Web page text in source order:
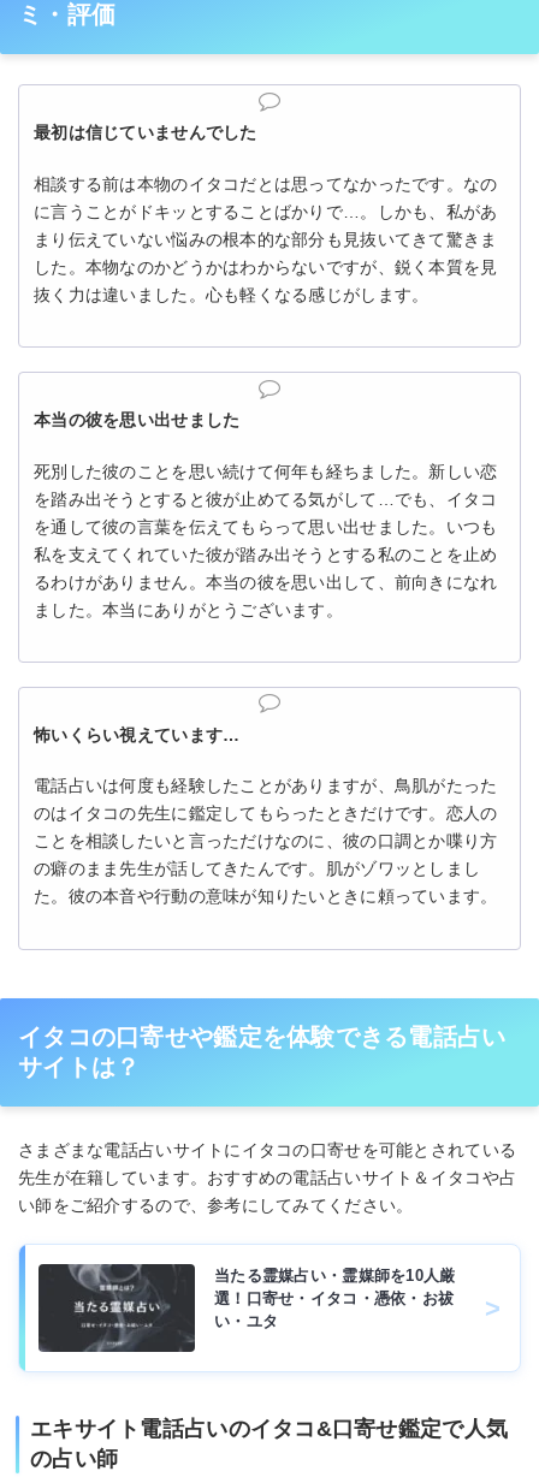
ミ・評価
最初は信じていませんでした
相談する前は本物のイタコだとは思ってなかったです。なの
に言うことがドキッとすることばかりで…。しかも、私があ
まり伝えていない悩みの根本的な部分も見抜いてきて驚きま
した。本物なのかどうかはわからないですが、鋭く本質を見
抜く力は違いました。心も軽くなる感じがします。
本当の彼を思い出せました
死別した彼のことを思い続けて何年も経ちました。新しい恋
を踏み出そうとすると彼が止めてる気がして…でも、イタコ
を通して彼の言葉を伝えてもらって思い出せました。いつも
私を支えてくれていた彼が踏み出そうとする私のことを止め
るわけがありません。本当の彼を思い出して、前向きになれ
ました。本当にありがとうございます。
怖いくらい視えています…
電話占いは何度も経験したことがありますが、鳥肌がたった
のはイタコの先生に鑑定してもらったときだけです。恋人の
ことを相談したいと言っただけなのに、彼の口調とか喋り方
の癖のまま先生が話してきたんです。肌がゾワッとしまし
た。彼の本音や行動の意味が知りたいときに頼っています。
イタコの口寄せや鑑定を体験できる電話占い
サイトは？
さまざまな電話占いサイトにイタコの口寄せを可能とされている
先生が在籍しています。おすすめの電話占いサイト＆イタコや占
い師をご紹介するので、参考にしてみてください。
当たる霊媒占い・霊媒師を10人厳
選！口寄せ・イタコ・憑依・お祓
い・ユタ
エキサイト電話占いのイタコ&口寄せ鑑定で人気
の占い師